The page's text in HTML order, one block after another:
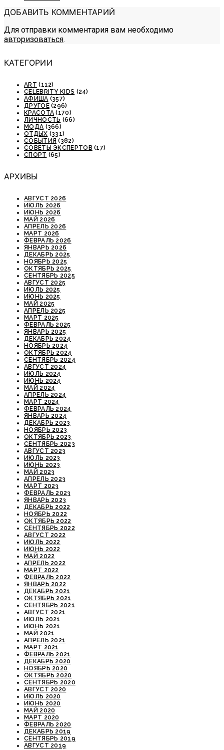
ДОБАВИТЬ КОММЕНТАРИЙ
Для отправки комментария вам необходимо
авторизоваться.
КАТЕГОРИИ
ART (112)
CELEBRITY KIDS (24)
АФИША (357)
ДРУГОЕ(296)
КРАСОТА (170)
ЛИЧНОСТЬ (66)
МОДА (366)
ОТДЫХ (331)
СОБЫТИЯ (382)
СОВЕТЫ ЭКСПЕРТОВ (17)
СПОРТ (65)
АРХИВЫ
АВГУСТ 2026
ИЮЛЬ 2026
ИЮНЬ 2026
МАЙ 2026
АПРЕЛЬ 2026
МАРТ 2026
ФЕВРАЛЬ 2026
ЯНВАРЬ 2026
ДЕКАБРЬ 2025
НОЯБРЬ 2025
ОКТЯБРЬ 2025
СЕНТЯБРЬ 2025
АВГУСТ 2025
ИЮЛЬ 2025
ИЮНЬ 2025
МАЙ 2025
АПРЕЛЬ 2025
МАРТ 2025
ФЕВРАЛЬ 2025
ЯНВАРЬ 2025
ДЕКАБРЬ 2024
НОЯБРЬ 2024
ОКТЯБРЬ 2024
СЕНТЯБРЬ 2024
АВГУСТ 2024
ИЮЛЬ 2024
ИЮНЬ 2024
МАЙ 2024
АПРЕЛЬ 2024
МАРТ 2024
ФЕВРАЛЬ 2024
ЯНВАРЬ 2024
ДЕКАБРЬ 2023
НОЯБРЬ 2023
ОКТЯБРЬ 2023
СЕНТЯБРЬ 2023
АВГУСТ 2023
ИЮЛЬ 2023
ИЮНЬ 2023
МАЙ 2023
АПРЕЛЬ 2023
МАРТ 2023
ФЕВРАЛЬ 2023
ЯНВАРЬ 2023
ДЕКАБРЬ 2022
НОЯБРЬ 2022
ОКТЯБРЬ 2022
СЕНТЯБРЬ 2022
АВГУСТ 2022
ИЮЛЬ 2022
ИЮНЬ 2022
МАЙ 2022
АПРЕЛЬ 2022
МАРТ 2022
ФЕВРАЛЬ 2022
ЯНВАРЬ 2022
ДЕКАБРЬ 2021
ОКТЯБРЬ 2021
СЕНТЯБРЬ 2021
АВГУСТ 2021
ИЮЛЬ 2021
ИЮНЬ 2021
МАЙ 2021
АПРЕЛЬ 2021
МАРТ 2021
ФЕВРАЛЬ 2021
ДЕКАБРЬ 2020
НОЯБРЬ 2020
ОКТЯБРЬ 2020
СЕНТЯБРЬ 2020
АВГУСТ 2020
ИЮЛЬ 2020
ИЮНЬ 2020
МАЙ 2020
МАРТ 2020
ФЕВРАЛЬ 2020
ДЕКАБРЬ 2019
СЕНТЯБРЬ 2019
АВГУСТ 2019